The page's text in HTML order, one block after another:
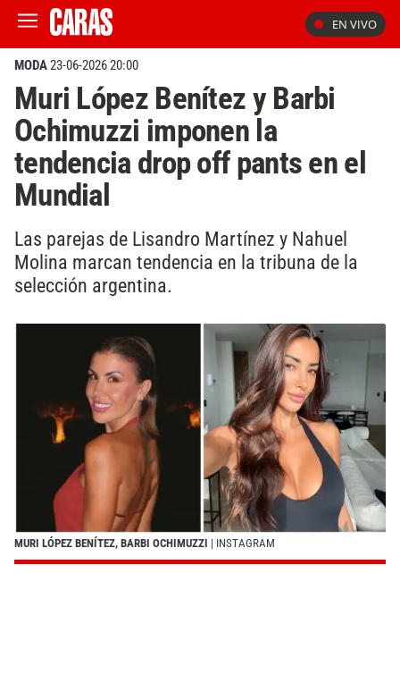
EN VIVO
MODA23-06-2026 20:00
Muri López Benítez y Barbi
Ochimuzzi imponen la
tendencia drop off pants en el
Mundial
Las parejas de Lisandro Martínez y Nahuel
Molina marcan tendencia en la tribuna de la
selección argentina.
MURI LÓPEZ BENÍTEZ, BARBI OCHIMUZZI | INSTAGRAM